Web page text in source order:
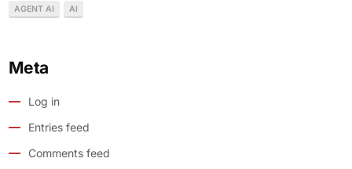
AGENT AI AI
Meta
Log in
Entries feed
Comments feed